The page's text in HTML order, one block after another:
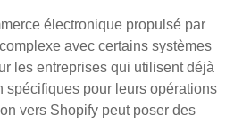
électronique propulsé par
avec certains systèmes
les entreprises qui utilisent déjà
spécifiques pour leurs opérations
vers Shopify peut poser des